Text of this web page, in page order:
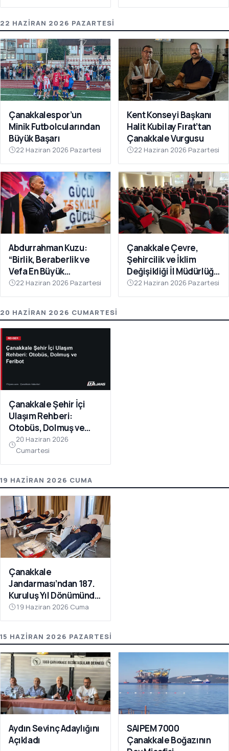
22 HAZIRAN 2026 PAZARTESI
Çanakkalespor’un
Minik Futbolcularından
Büyük Başarı
22 Haziran 2026 Pazartesi
Kent Konseyi Başkanı
Halit Kubilay Fırat’tan
Çanakkale Vurgusu
22 Haziran 2026 Pazartesi
Abdurrahman Kuzu:
“Birlik, Beraberlik ve
Vefa En Büyük
Gücümüzdür
22 Haziran 2026 Pazartesi
Çanakkale Çevre,
Şehircilik ve İklim
Değişikliği İl Müdürlüğü
Personeline Eğitim
Verildi
22 Haziran 2026 Pazartesi
20 HAZIRAN 2026 CUMARTESI
Çanakkale Şehir İçi
Ulaşım Rehberi:
Otobüs, Dolmuş ve
Feribot
20 Haziran 2026
Cumartesi
19 HAZIRAN 2026 CUMA
Çanakkale
Jandarması’ndan 187.
Kuruluş Yıl Dönümünde
Anlamlı Kan Bağışı
19 Haziran 2026 Cuma
15 HAZIRAN 2026 PAZARTESI
Aydın Sevinç Adaylığını
Açıkladı
SAIPEM 7000
Çanakkale Boğazının